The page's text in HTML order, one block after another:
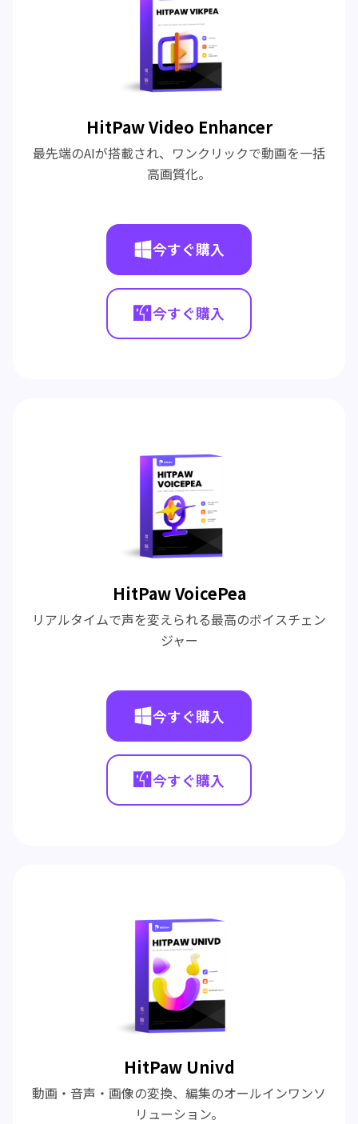
HitPaw Video Enhancer
最先端のAIが搭載され、ワンクリックで動画を一括
高画質化。
今すぐ購入
今すぐ購入
HitPaw VoicePea
リアルタイムで声を変えられる最高のボイスチェン
ジャー
今すぐ購入
今すぐ購入
HitPaw Univd
動画・音声・画像の変換、編集のオールインワンソ
リューション。